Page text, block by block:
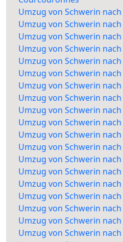
Umzug von Schwerin
Umzug von Schwerin
Umzug von Schwerin
Umzug von Schwerin nach
Umzug von Schwerin
Umzug von Schwerin nach
Umzug von Schwerin
Umzug von Schwerin
Umzug von Schwerin
Umzug von Schwerin
Umzug von Schwerin nach
Umzug von Schwerin nach
Umzug von Schwerin nach
Umzug von Schwerin
Umzug von Schwerin
Umzug von Schwerin
Umzug von Schwerin
Umzug von Schwerin
Umzug von Schwerin nach